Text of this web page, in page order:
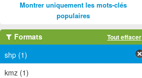
Montrer uniquement les mots-clés
populaires
Formats Tout effacer
shp (1)
kmz (1)